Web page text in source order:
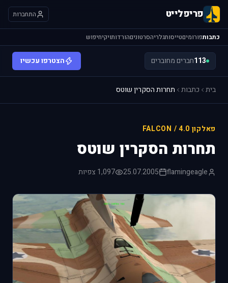
פריפלייט התחברות
כתבותפורומיםטייסותגלריהסרטוניםהורדותויקיחיפוש
113חברים מחוברים הצטרפו עכשיו
בית כתבות תחרות הסקרין שוטס
פאלקון 4.0 / FALCON
תחרות הסקרין שוטס
flamingeagle
25.07.2005 1,097 צפיות